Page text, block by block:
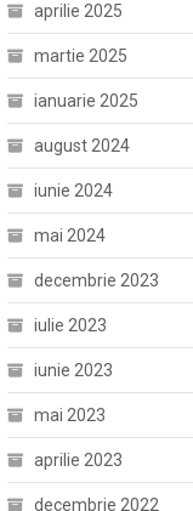
aprilie 2025
martie 2025
ianuarie 2025
august 2024
iunie 2024
mai 2024
decembrie 2023
iulie 2023
iunie 2023
mai 2023
aprilie 2023
decembrie 2022